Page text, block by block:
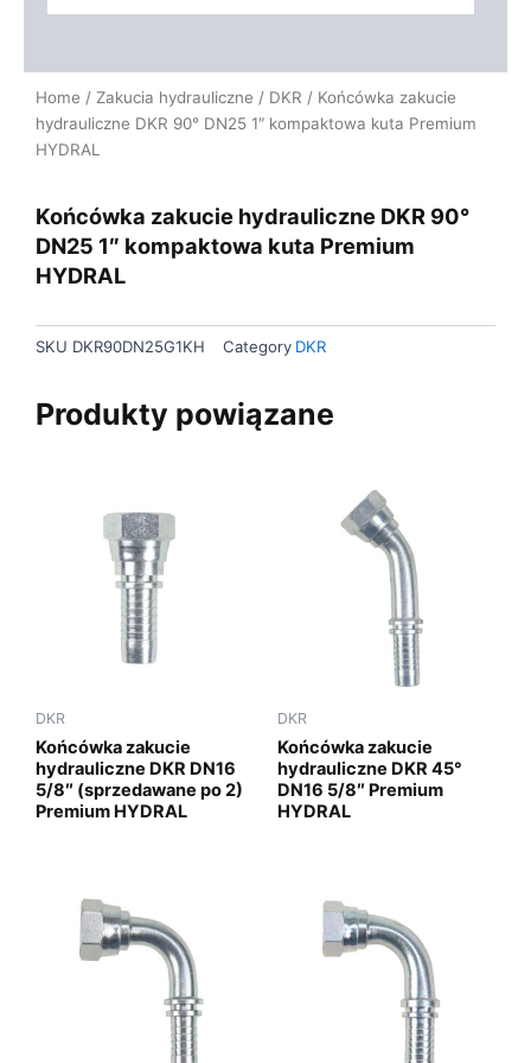
Home / Zakucia hydrauliczne / DKR / Końcówka zakucie
hydrauliczne DKR 90° DN25 1″ kompaktowa kuta Premium
HYDRAL
Końcówka zakucie hydrauliczne DKR 90°
DN25 1″ kompaktowa kuta Premium
HYDRAL
SKU DKR90DN25G1KH Category DKR
Produkty powiązane
DKR
Końcówka zakucie
hydrauliczne DKR DN16
5/8″ (sprzedawane po 2)
Premium HYDRAL
DKR
Końcówka zakucie
hydrauliczne DKR 45°
DN16 5/8″ Premium
HYDRAL